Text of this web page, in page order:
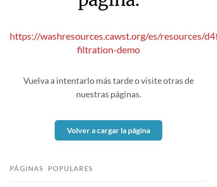
https://washresources.cawst.org/es/resources/
filtration-demo
Vuelva a intentarlo más tarde o visite otras de
nuestras páginas.
Volver a cargar la página
PÁGINAS POPULARES